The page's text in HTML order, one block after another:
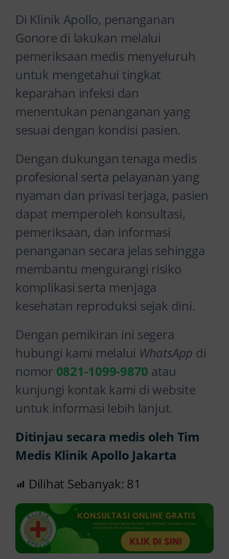
Di Klinik Apollo, penanganan
Gonore di lakukan melalui
pemeriksaan medis menyeluruh
untuk mengetahui tingkat
keparahan infeksi dan
menentukan penanganan yang
sesuai dengan kondisi pasien.
Dengan dukungan tenaga medis
profesional serta pelayanan yang
nyaman dan privasi terjaga, pasien
dapat memperoleh konsultasi,
pemeriksaan, dan informasi
penanganan secara jelas sehingga
membantu mengurangi risiko
komplikasi serta menjaga
kesehatan reproduksi sejak dini.
Dengan pemikiran ini segera
hubungi kami melalui WhatsApp di
nomor 0821-1099-9870 atau
kunjungi kontak kami di website
untuk informasi lebih lanjut.
Ditinjau secara medis oleh Tim
Medis Klinik Apollo Jakarta
Dilihat Sebanyak: 81